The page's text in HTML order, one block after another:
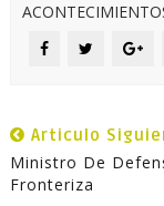
Articulo
Ministro De
Fronteriza